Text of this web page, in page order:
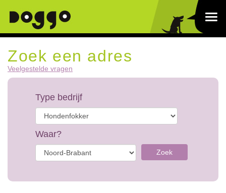
Zoek een adres
Veelgestelde vragen
Type bedrijf
Waar?
Zoek